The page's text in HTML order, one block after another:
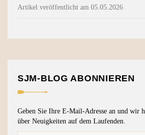
Artikel veröffentlicht am 05.05.2026
SJM-BLOG ABONNIEREN
Geben Sie Ihre E-Mail-Adresse an und wir
über Neuigkeiten auf dem Laufenden.